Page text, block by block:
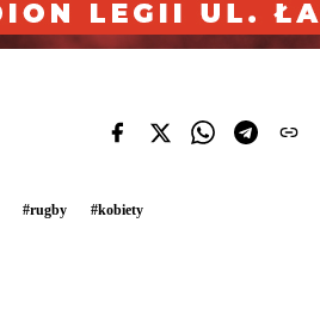
#rugby #kobiety